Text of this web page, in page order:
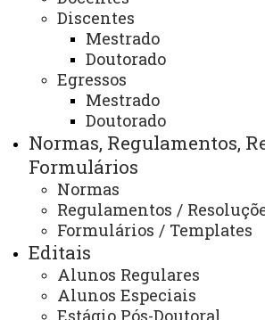
Discentes
Mestrado
Doutorado
Egressos
Mestrado
Doutorado
Normas, Regulamentos,
Formulários
Normas
Regulamentos /
Formulários / Templates
Editais
Alunos Regulares
Alunos Especiais
Estágio Pós-Doutoral
ATUALIZAÇÃO MAIS RECENTE: 30
ACESSOS: 895
/
(45) 3220-3151
Horários de
E-mails:
ppgea@unioeste.br
Você está aqui:Unioeste
PPGEA - Pós Graduação em
na Agricultura - Cascavel